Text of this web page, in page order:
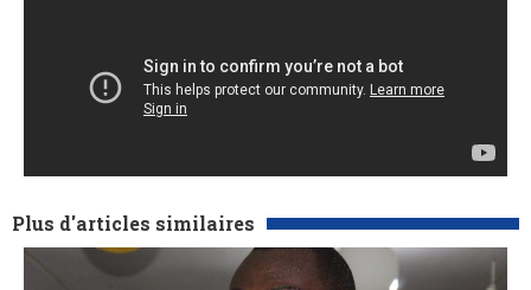
Plus d'articles similaires